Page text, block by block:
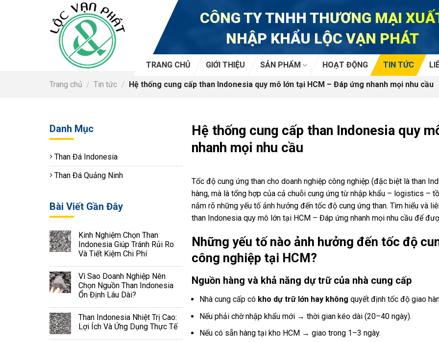
CÔNG TY TNHH THƯƠNG MẠI
NHẬP KHẨU LỘC VẠN PHÁT
TRANG CHỦ GIỚI THIỆU SẢN PHẨM HOẠT ĐỘNG TIN TỨC
Trang chủ / Tin tức / Hệ thống cung cấp than Indonesia quy mô lớn tại HCM – Đáp ứng nhanh mọi nhu cầu
Danh Mục
Than Đá Indonesia
Than Đá Quảng Ninh
Bài Viết Gần Đây
Kinh Nghiệm Chọn Than
Indonesia Giúp Tránh Rủi Ro
Và Tiết Kiệm Chi Phí
Vì Sao Doanh Nghiệp Nên
Chọn Nguồn Than Indonesia
Ổn Định Lâu Dài?
Than Indonesia Nhiệt Trị Cao:
Lợi Ích Và Ứng Dụng Thực Tế
Hệ thống cung cấp than Indonesia quy
nhanh mọi nhu cầu
Tốc độ cung ứng than cho doanh nghiệp công nghiệp (đặc biệt là than
hàng, mà là tổng hợp của cả chuỗi cung ứng từ nhập khẩu – logistics –
nắm rõ những yếu tố ảnh hưởng đến tốc độ cung ứng than. Tìm hiểu và
than Indonesia quy mô lớn tại HCM – Đáp ứng nhanh mọi nhu cầu để
Những yếu tố nào ảnh hưởng đến tốc độ
công nghiệp tại HCM?
Nguồn hàng và khả năng dự trữ của nhà cung cấp
Nhà cung cấp có kho dự trữ lớn hay không quyết định tốc độ giao
Nếu phải chờ nhập khẩu mới → thời gian kéo dài (20–40 ngày).
Nếu có sẵn hàng tại kho HCM → giao trong 1–3 ngày.